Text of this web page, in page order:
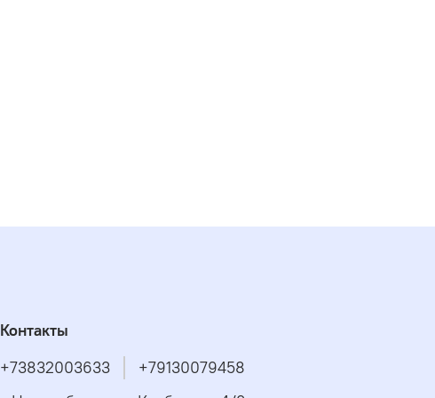
Контакты
+73832003633
+79130079458